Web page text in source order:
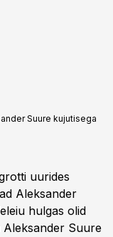
Suure kujutisega
uurides
Aleksander
hulgas olid
Suure